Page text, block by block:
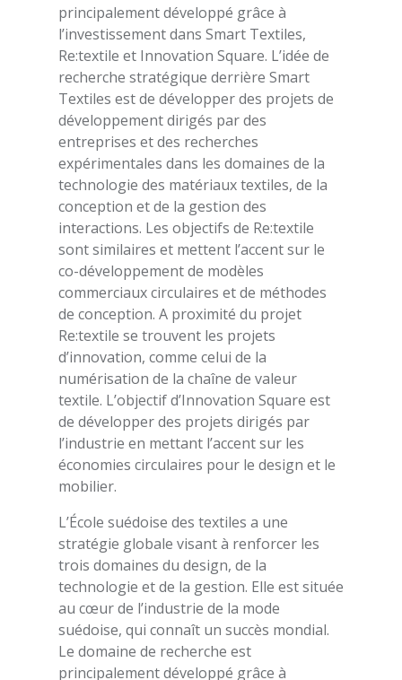
principalement développé grâce à
l’investissement dans Smart Textiles,
Re:textile et Innovation Square. L’idée de
recherche stratégique derrière Smart
Textiles est de développer des projets de
développement dirigés par des
entreprises et des recherches
expérimentales dans les domaines de la
technologie des matériaux textiles, de la
conception et de la gestion des
interactions. Les objectifs de Re:textile
sont similaires et mettent l’accent sur le
co-développement de modèles
commerciaux circulaires et de méthodes
de conception. A proximité du projet
Re:textile se trouvent les projets
d’innovation, comme celui de la
numérisation de la chaîne de valeur
textile. L’objectif d’Innovation Square est
de développer des projets dirigés par
l’industrie en mettant l’accent sur les
économies circulaires pour le design et le
mobilier.
L’École suédoise des textiles a une
stratégie globale visant à renforcer les
trois domaines du design, de la
technologie et de la gestion. Elle est située
au cœur de l’industrie de la mode
suédoise, qui connaît un succès mondial.
Le domaine de recherche est
principalement développé grâce à